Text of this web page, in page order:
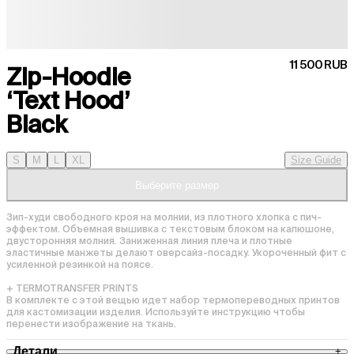
Zip-Hoodie
‘Text Hood’
Black
11 500 RUB
Зип-худи свободного кроя на молнии, из плотного хлопка с пич-
эффектом. Объемная вышивка с текстовым блоком на капюшоне,
двусторонняя молния. Заниженная линия плеча и плотные
эластичные манжеты делают оверсайз-посадку. Укороченный фит с
усиленной резинкой на поясе.
+ TERMOTRANSFER PRINTS
В комплекте с этой вещью идет набор термопереводных принтов
для кастомизации изделия. Используйте инструкцию чтобы
S M L XL Size Guide
Выберите размер
Детали +